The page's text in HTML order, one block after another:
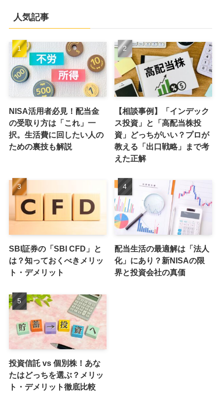
人気記事
NISA活用者必見！配当金
の受取り方は「これ」一
択。生活費に回したい人の
ための裏技も解説
【相談事例】「インデック
ス投資」と「高配当株投
資」どっちがいい？プロが
教える「出口戦略」まで考
えた正解
SBI証券の「SBI CFD」と
は？知っておくべきメリッ
ト・デメリット
配当生活の最適解は「法人
化」にあり？新NISAの限
界と投資会社の真価
投資信託 vs 個別株！あな
たはどっちを選ぶ？メリッ
ト・デメリット徹底比較